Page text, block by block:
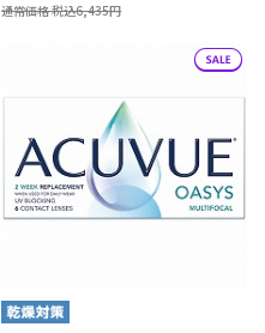
通常価格 税込6,435円